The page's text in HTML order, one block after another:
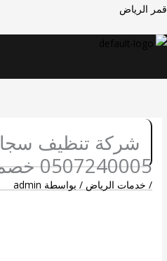
تخطي
المحتوى
قمر الرياض
شركة تنظيف
0507240005 خصم حتى 25%
/ خدمات الرياض / بواسطة admin
Menu
Menu